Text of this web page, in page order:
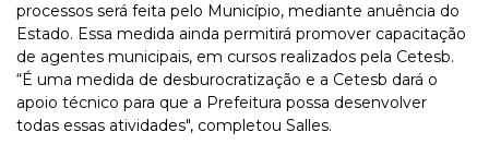
processos será feita pelo Município, mediante anuência do
Estado. Essa medida ainda permitirá promover capacitação
de agentes municipais, em cursos realizados pela Cetesb.
“É uma medida de desburocratização e a Cetesb dará o
apoio técnico para que a Prefeitura possa desenvolver
todas essas atividades", completou Salles.